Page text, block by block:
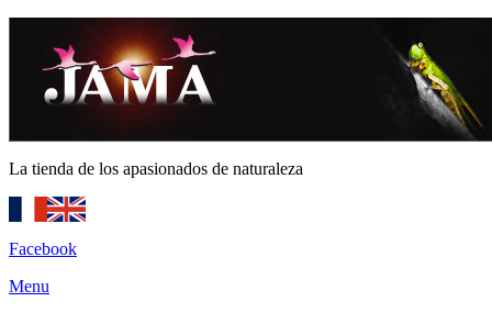
La tienda de los apasionados de naturaleza
Facebook
Menu